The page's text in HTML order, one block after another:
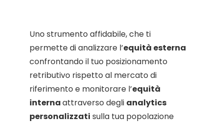
Uno strumento affidabile, che ti
permette di analizzare l’equità esterna
confrontando il tuo posizionamento
retributivo rispetto al mercato di
riferimento e monitorare l’equità
internaattraverso degli analytics
personalizzati sulla tua popolazione